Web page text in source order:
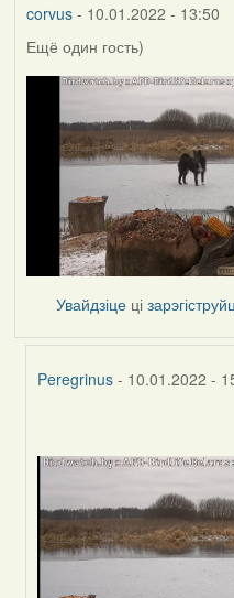
corvus- 10.01.2022 - 13:50
Ещё один гость)
Увайдзіце ці
Peregrinus - 10.01.2022 -
to
corvus